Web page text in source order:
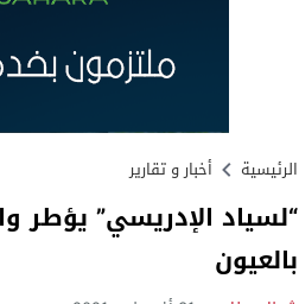
الرئيسية أخبار و تقارير
“لسياد الإدريسي” يؤطر
بالعيون